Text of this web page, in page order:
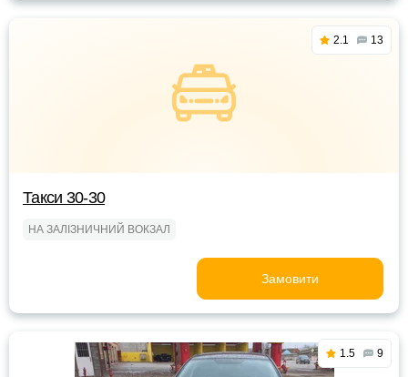
2.1 13
Такси 30-30
НА ЗАЛІЗНИЧНИЙ ВОКЗАЛ
Замовити
1.5 9